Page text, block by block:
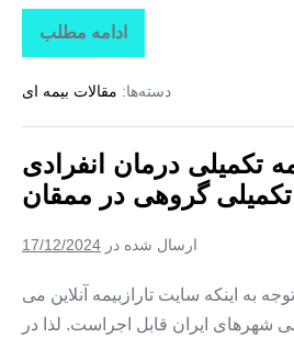
ادامه مطلب
تاراز
بیمه
بیمه
درمان
+
بیمه
درمان
در
دسته‌ها: مقالات بیمه ای
تکمیلی درمان انفرادی
گروهی در ممقان
ارسال شده در 17/12/2024
به اینکه سایت تارازبیمه آنلاین می
شهرهای ایران قابل اجراست. لذا در